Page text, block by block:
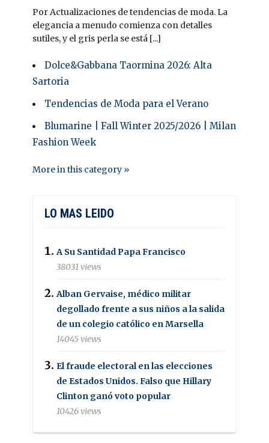
Por Actualizaciones de tendencias de moda. La
elegancia a menudo comienza con detalles
sutiles, y el gris perla se está [...]
Dolce&Gabbana Taormina 2026: Alta
Sartoria
Tendencias de Moda para el Verano
Blumarine | Fall Winter 2025/2026 | Milan
Fashion Week
More in this category »
LO MAS LEIDO
A Su Santidad Papa Francisco
38031 views
Alban Gervaise, médico militar
degollado frente a sus niños a la salida
de un colegio católico en Marsella
14045 views
El fraude electoral en las elecciones
de Estados Unidos. Falso que Hillary
Clinton ganó voto popular
10426 views